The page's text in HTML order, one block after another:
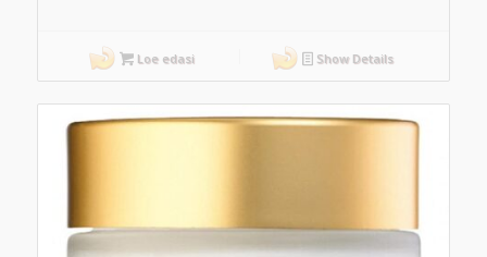
Loe edasi Show Details